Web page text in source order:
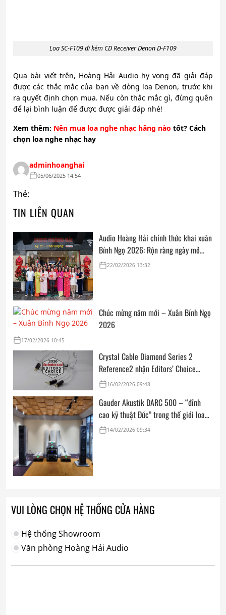
Loa SC-F109 đi kèm CD Receiver Denon D-F109
Qua bài viết trên, Hoàng Hải Audio hy vọng đã giải đáp
được các thắc mắc của bạn về dòng loa Denon, trước khi
ra quyết định chọn mua. Nếu còn thắc mắc gì, đừng quên
để lại bình luận để được được giải đáp nhé!
Xem thêm: Nên mua loa nghe nhạc hãng nào tốt? Cách
chọn loa nghe nhạc hay
adminhoanghai
05/06/2025 14:54
Thẻ:
TIN LIÊN QUAN
Audio Hoàng Hải chính thức khai xuân
Bính Ngọ 2026: Rộn ràng ngày mở
cửa, trọn vẹn lời chúc đầu năm
22/02/2026 13:32
Chúc mừng năm mới – Xuân Bính Ngọ
2026
17/02/2026 10:45
Crystal Cable Diamond Series 2
Reference2 nhận Editors’ Choice
Award: Dedicated Audio 2026 từ The
16/02/2026 09:48
Gauder Akustik DARC 500 – “đỉnh
cao kỹ thuật Đức” trong thế giới loa
hi-end tham chiếu
14/02/2026 09:34
VUI LÒNG CHỌN HỆ THỐNG CỬA HÀNG
Hệ thống Showroom
Văn phòng Hoàng Hải Audio